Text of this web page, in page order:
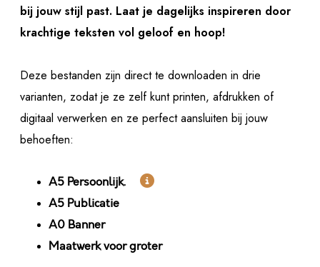
bij jouw stijl past. Laat je dagelijks inspireren door
krachtige teksten vol geloof en hoop!
Deze bestanden zijn direct te downloaden in drie
varianten, zodat je ze zelf kunt printen, afdrukken of
digitaal verwerken en ze perfect aansluiten bij jouw
behoeften:
A5 Persoonlijk. 
A5 Publicatie
A0 Banner
Maatwerk voor groter